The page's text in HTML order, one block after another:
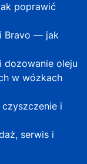
poprawić
Bravo — jak
dozowanie oleju
w wózkach
i
serwis i